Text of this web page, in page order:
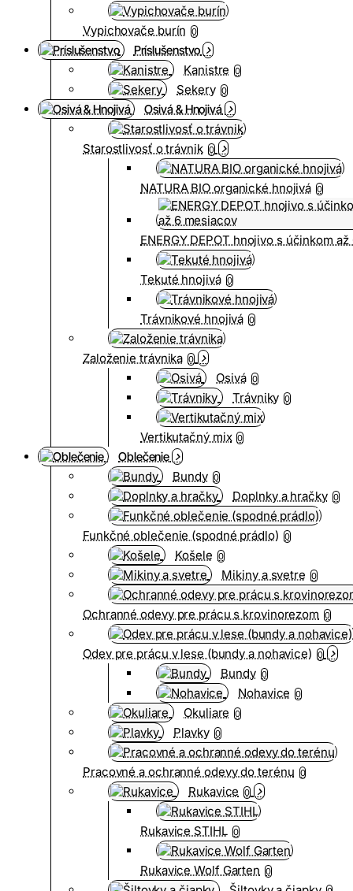
Vypichovače burín 0
Príslušenstvo
Kanistre 0
Sekery 0
Osivá & Hnojivá
Starostlivosť o trávnik 0
NATURA BIO organické hnojivá 0
ENERGY DEPOT hnojivo s účinkom
Tekuté hnojivá 0
Trávnikové hnojivá 0
Založenie trávnika 0
Osivá 0
Trávniky 0
Vertikutačný mix 0
Oblečenie
Bundy 0
Doplnky a hračky 0
Funkčné oblečenie (spodné prádlo) 0
Košele 0
Mikiny a svetre 0
Ochranné odevy pre prácu s krovinorezom 0
Odev pre prácu v lese (bundy a nohavice) 0
Bundy 0
Nohavice 0
Okuliare 0
Plavky 0
Pracovné a ochranné odevy do terénu 0
Rukavice 0
Rukavice STIHL 0
Rukavice Wolf Garten 0